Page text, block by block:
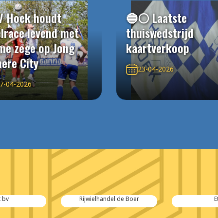
Hoek houdt
levend met
zege op Jong
City
04-2026
🔵⚪️ Laatste
thuiswedstrijd
kaartverkoop
23-04-2026
bv Rijwielhandel de Boer